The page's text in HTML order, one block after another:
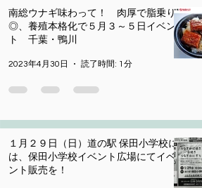
南総ウナギ味わって！ 肉厚で脂乗り
◎、養殖本格化で５月３～５日イベン
ト 千葉・鴨川
2023年4月30日 読了時間: 1分
１月２９日（日）道の駅 保田小学校に
は、保田小学校イベント広場にてイベ
ント販売を！